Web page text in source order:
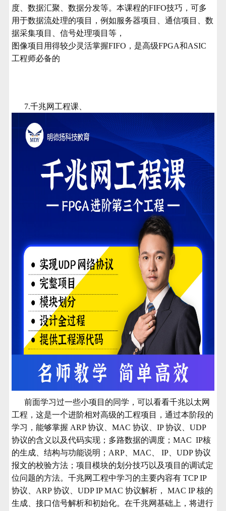
度、数据汇聚、数据分发等。本课程的FIFO技巧，可多
用于数据流处理的项目，例如服务器项目、通信项目、数
据采集项目、信号处理项目等，
图像项目用得较少灵活掌握FIFO，是高级FPGA和ASIC
工程师必备的
7.千兆网工程课、
前面学习过一些小项目的同学，可以看看千兆以太网
工程，这是一个进阶相对高级的工程项目，通过本阶段的
学习，能够掌握 ARP 协议、MAC 协议、IP 协议、UDP
协议的含义以及代码实现；多路数据的调度；MAC IP核
的生成、结构与功能说明；ARP、MAC、 IP、UDP 协议
报文的校验方法；项目模块的划分技巧以及项目的调试定
位问题的方法。千兆网工程中学习的主要内容有 TCP IP
协议、ARP 协议、UDP IP MAC 协议解析， MAC IP 核的
生成、接口信号解析和初始化。在千兆网基础上，将进行